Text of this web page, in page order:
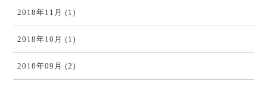
2018年11月 (1)
2018年10月 (1)
2018年09月 (2)